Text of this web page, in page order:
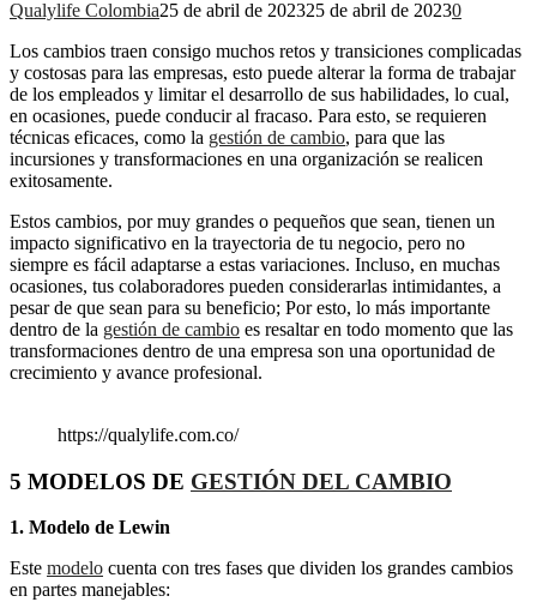
Qualylife Colombia25 de abril de 202325 de abril de 20230
Los cambios traen consigo muchos retos y transiciones complicadas
y costosas para las empresas, esto puede alterar la forma de trabajar
de los empleados y limitar el desarrollo de sus habilidades, lo cual,
en ocasiones, puede conducir al fracaso. Para esto, se requieren
técnicas eficaces, como la gestión de cambio, para que las
incursiones y transformaciones en una organización se realicen
exitosamente.
Estos cambios, por muy grandes o pequeños que sean, tienen un
impacto significativo en la trayectoria de tu negocio, pero no
siempre es fácil adaptarse a estas variaciones. Incluso, en muchas
ocasiones, tus colaboradores pueden considerarlas intimidantes, a
pesar de que sean para su beneficio; Por esto, lo más importante
dentro de la gestión de cambio es resaltar en todo momento que las
transformaciones dentro de una empresa son una oportunidad de
crecimiento y avance profesional.
https://qualylife.com.co/
5 MODELOS DE GESTIÓN DEL CAMBIO
1. Modelo de Lewin
Este modelo cuenta con tres fases que dividen los grandes cambios
en partes manejables: